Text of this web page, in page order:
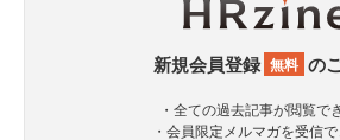
新規会員登録 無料 の
・全ての過去記事が閲覧で
・会員限定メルマガを受信